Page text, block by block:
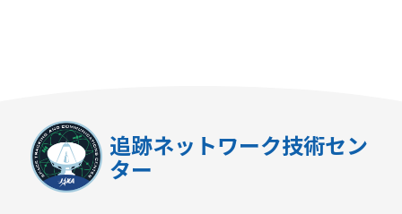
追跡ネットワーク技術セン
ター